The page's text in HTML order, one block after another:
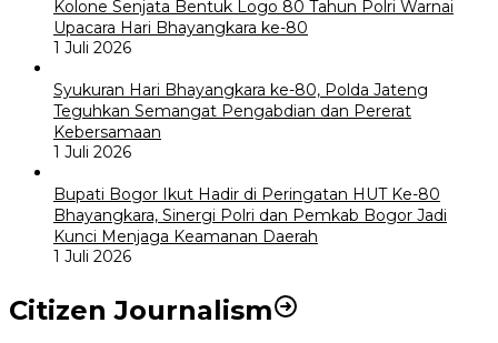
Kolone Senjata Bentuk Logo 80 Tahun Polri Warnai
Upacara Hari Bhayangkara ke-80
1 Juli 2026
Syukuran Hari Bhayangkara ke-80, Polda Jateng
Teguhkan Semangat Pengabdian dan Pererat
Kebersamaan
1 Juli 2026
Bupati Bogor Ikut Hadir di Peringatan HUT Ke-80
Bhayangkara, Sinergi Polri dan Pemkab Bogor Jadi
Kunci Menjaga Keamanan Daerah
1 Juli 2026
Citizen Journalism